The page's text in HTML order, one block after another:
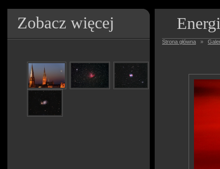
Zobacz więcej
Strona główna »